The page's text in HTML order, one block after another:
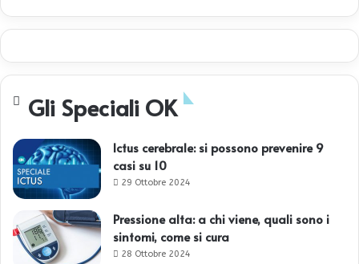
Gli Speciali OK
Ictus cerebrale: si possono prevenire 9
casi su 10
29 Ottobre 2024
Pressione alta: a chi viene, quali sono i
sintomi, come si cura
28 Ottobre 2024